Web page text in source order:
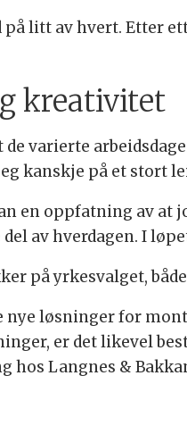
litt av hvert. Etter
kreativitet
de varierte
kanskje på et stort
en oppfatning av at
del av hverdagen. I
på yrkesvalget,
nye løsninger for
er det likevel
Langnes &